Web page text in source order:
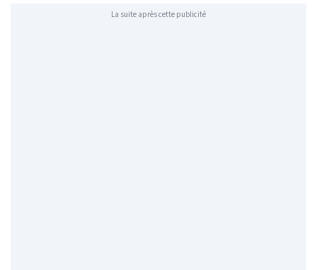
La suite après cette publicité